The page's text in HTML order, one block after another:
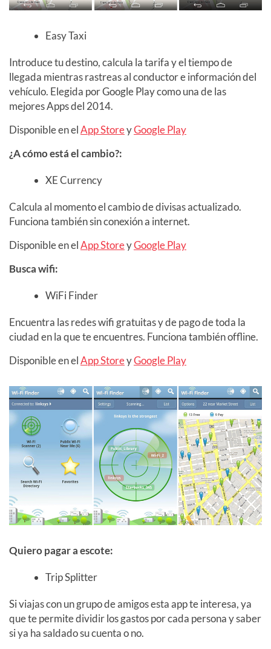
Easy Taxi
Introduce tu destino, calcula la tarifa y el tiempo de
llegada mientras rastreas al conductor e información del
vehículo. Elegida por Google Play como una de las
mejores Apps del 2014.
Disponible en elApp StoreyGoogle Play
¿A cómo está el cambio?:
XE Currency
Calcula al momento el cambio de divisas actualizado.
Funciona también sin conexión a internet.
Disponible en elApp StoreyGoogle Play
Busca wifi:
WiFi Finder
Encuentra las redes wifi gratuitas y de pago de toda la
ciudad en la que te encuentres. Funciona también offline.
Disponible en elApp StoreyGoogle Play
Quiero pagar a escote:
Trip Splitter
Si viajas con un grupo de amigos esta app te interesa, ya
que te permite dividir los gastos por cada persona y saber
si ya ha saldado su cuenta o no.